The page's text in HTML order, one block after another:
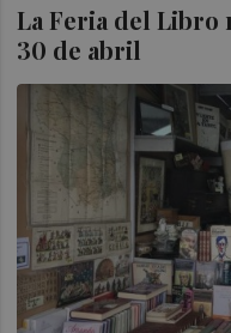
La Feria del Libro
30 de abril